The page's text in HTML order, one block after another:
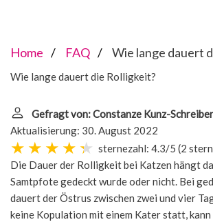
Home FAQ Wie lange dauert
Wie lange dauert die Rolligkeit?
Gefragt von: Constanze Kunz-Schreiber
Aktualisierung: 30. August 2022
sternezahl: 4.3/5 (2
Die Dauer der Rolligkeit bei Katzen hängt
Samtpfote gedeckt wurde oder nicht. Bei
dauert der Östrus zwischen zwei und vier
keine Kopulation mit einem Kater statt,